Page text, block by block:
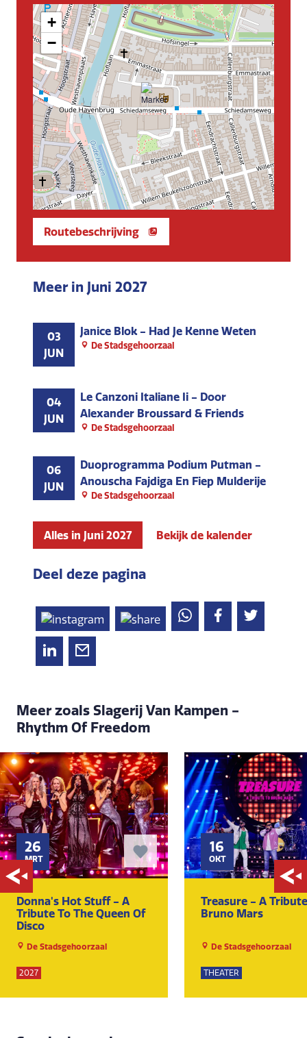
+
−
Routebeschrijving
Meer in Juni 2027
03
JUN
Janice Blok - Had Je Kenne Weten
De Stadsgehoorzaal
04
JUN
Le Canzoni Italiane Ii - Door
Alexander Broussard & Friends
De Stadsgehoorzaal
06
JUN
Duoprogramma Podium Putman -
Anouscha Fajdiga En Fiep Mulderije
De Stadsgehoorzaal
Alles in Juni 2027 Bekijk de kalender
Deel deze pagina
Meer zoals Slagerij Van Kampen -
Rhythm Of Freedom
26
MRT
Donna's Hot Stuff - A
Tribute To The Queen Of
Disco
De Stadsgehoorzaal
2027
16
OKT
Treasure - A
Bruno Mars
De Stadsgehoorzaal
THEATER